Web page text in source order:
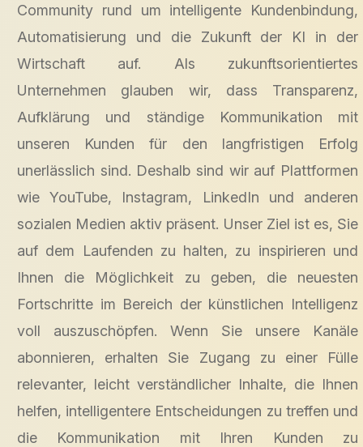
Community rund um intelligente Kundenbindung,
Automatisierung und die Zukunft der KI in der
Wirtschaft auf. Als zukunftsorientiertes
Unternehmen glauben wir, dass Transparenz,
Aufklärung und ständige Kommunikation mit
unseren Kunden für den langfristigen Erfolg
unerlässlich sind. Deshalb sind wir auf Plattformen
wie YouTube, Instagram, LinkedIn und anderen
sozialen Medien aktiv präsent. Unser Ziel ist es, Sie
auf dem Laufenden zu halten, zu inspirieren und
Ihnen die Möglichkeit zu geben, die neuesten
Fortschritte im Bereich der künstlichen Intelligenz
voll auszuschöpfen. Wenn Sie unsere Kanäle
abonnieren, erhalten Sie Zugang zu einer Fülle
relevanter, leicht verständlicher Inhalte, die Ihnen
helfen, intelligentere Entscheidungen zu treffen und
die Kommunikation mit Ihren Kunden zu